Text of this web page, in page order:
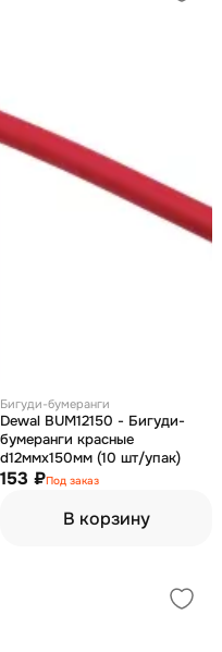
Бигуди-бумеранги
Dewal BUM12150 - Бигуди-
бумеранги красные
d12ммх150мм (10 шт/упак)
153 ₽Под заказ
В корзину